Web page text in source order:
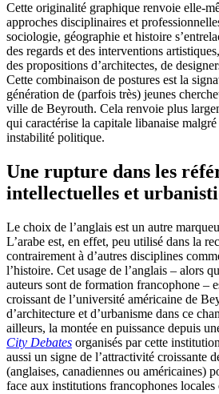
Cette originalité graphique renvoie elle-
approches disciplinaires et
sociologie, géographie et histoire
des regards et des interventions
des propositions d’architectes, de
Cette combinaison de postures est la
génération de (parfois très) jeunes
ville de Beyrouth. Cela renvoie plus
qui caractérise la capitale libanaise
instabilité politique.
Une rupture dans les
intellectuelles et
Le choix de l’anglais est un autre
L’arabe est, en effet, peu utilisé dans la
contrairement à d’autres disciplines
l’histoire. Cet usage de l’anglais – alors
auteurs sont de formation francophone –
croissant de l’université américaine de
d’architecture et d’urbanisme dans ce
ailleurs, la montée en puissance depuis
City Debates organisés par cette
aussi un signe de l’attractivité croissante
(anglaises, canadiennes ou américaines)
face aux institutions francophones locales